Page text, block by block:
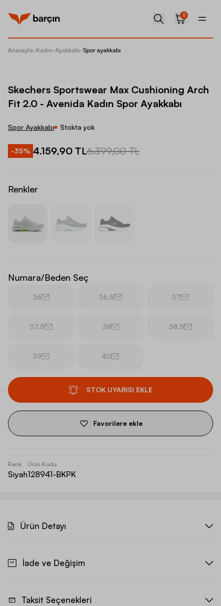
0
Anasayfa-Kadın-Ayakkabı-Spor ayakkabı
Skechers Sportswear Max Cushioning Arch
Fit 2.0 - Avenida Kadın Spor Ayakkabı
Spor Ayakkabı Stokta yok
-35% 4.159,90 TL6.399,00 TL
Renkler
Numara/Beden Seç
36 36.5 37
37.5 38 38.5
39 40
STOK UYARISI EKLE
Favorilere ekle
Renk
Siyah
Ürün Kodu
128941-BKPK
Ürün Detayı
İade ve Değişim
Taksit Seçenekleri